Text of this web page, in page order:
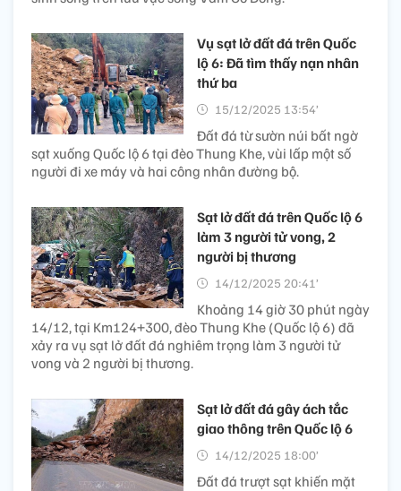
Vụ sạt lở đất đá trên Quốc
lộ 6: Đã tìm thấy nạn nhân
thứ ba
15/12/2025 13:54’
Đất đá từ sườn núi bất ngờ
sạt xuống Quốc lộ 6 tại đèo Thung Khe, vùi lấp một số
người đi xe máy và hai công nhân đường bộ.
Sạt lở đất đá trên Quốc lộ 6
làm 3 người tử vong, 2
người bị thương
14/12/2025 20:41’
Khoảng 14 giờ 30 phút ngày
14/12, tại Km124+300, đèo Thung Khe (Quốc lộ 6) đã
xảy ra vụ sạt lở đất đá nghiêm trọng làm 3 người tử
vong và 2 người bị thương.
Sạt lở đất đá gây ách tắc
giao thông trên Quốc lộ 6
14/12/2025 18:00’
Đất đá trượt sạt khiến mặt